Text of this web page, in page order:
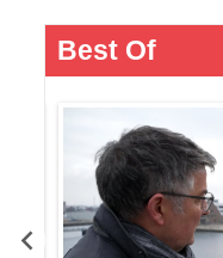
Best Of